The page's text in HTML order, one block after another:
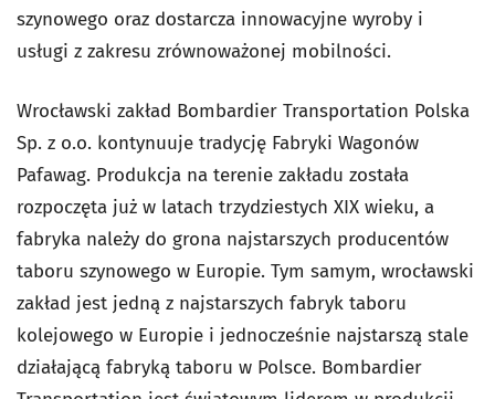
szynowego oraz dostarcza innowacyjne wyroby i
usługi z zakresu zrównoważonej mobilności.
Wrocławski zakład Bombardier Transportation Polska
Sp. z o.o. kontynuuje tradycję Fabryki Wagonów
Pafawag. Produkcja na terenie zakładu została
rozpoczęta już w latach trzydziestych XIX wieku, a
fabryka należy do grona najstarszych producentów
taboru szynowego w Europie. Tym samym, wrocławski
zakład jest jedną z najstarszych fabryk taboru
kolejowego w Europie i jednocześnie najstarszą stale
działającą fabryką taboru w Polsce. Bombardier